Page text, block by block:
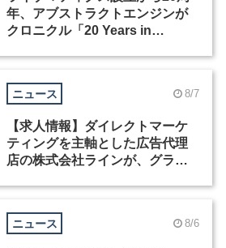
年、アブストラクトエンジンが
クロニクル「20 Years in
ニュース 8/7
【求人情報】ダイレクトマーケ
ティングを主軸とした広告代理
店の株式会社ラインが、グラフ
ニュース 8/6